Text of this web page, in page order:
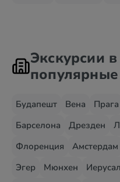
Экскурсии
Будапешт Вена Прага
Барселона
Дрезден
Флоренция
Амстердам
Эгер
Мюнхен